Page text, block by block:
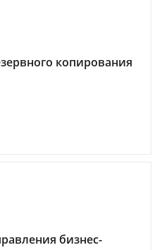
копирования
бизнес-